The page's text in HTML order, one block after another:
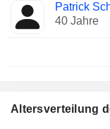
Patrick
40 Jahre
Altersverteilung